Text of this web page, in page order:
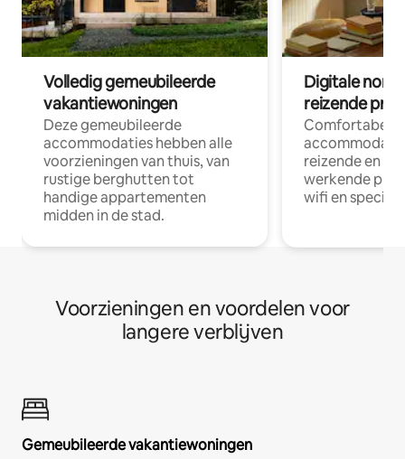
Volledig gemeubileerde
vakantiewoningen
Deze gemeubileerde
accommodaties hebben alle
voorzieningen van thuis, van
rustige berghutten tot
handige appartementen
midden in de stad.
Digitale
reizende
Comfortabele
reizende en
werkende
wifi en
Voorzieningen en voordelen voor
langere verblijven
Gemeubileerde vakantiewoningen